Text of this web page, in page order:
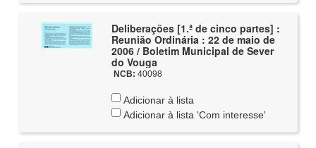
Deliberações [1.ª de cinco partes] :
Reunião Ordinária : 22 de maio de
2006 / Boletim Municipal de Sever
do Vouga
NCB: 40098
Adicionar à lista
Adicionar à lista 'Com interesse'